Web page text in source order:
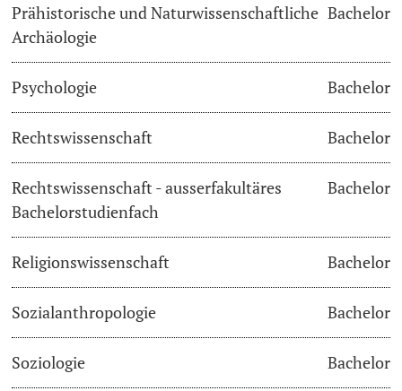
Prähistorische und Naturwissenschaftliche
Archäologie
Bachelor
Psychologie Bachelor
Rechtswissenschaft Bachelor
Rechtswissenschaft - ausserfakultäres
Bachelorstudienfach
Bachelor
Religionswissenschaft Bachelor
Sozialanthropologie Bachelor
Soziologie Bachelor